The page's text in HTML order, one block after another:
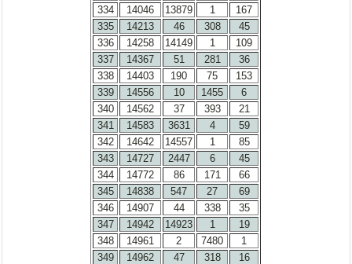
334
14046 13879 1
167
335
14213 46 308
45
336
14258 14149 1
109
337
14367 51 281
36
338
14403 190 75
153
339
14556 10 1455
6
340
14562 37 393
21
341
14583 3631 4
59
342
14642 14557 1
85
343
14727 2447 6
45
344
14772 86 171
66
345
14838 547 27
69
346
14907 44 338
35
347
14942 14923 1
19
348
14961 2 7480
1
349
14962 47 318
16